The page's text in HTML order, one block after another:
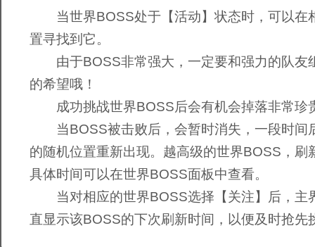
当世界BOSS处于【活动】状态时，可以在
置寻找到它。
由于BOSS非常强大，一定要和强力的队友
的希望哦！
成功挑战世界BOSS后会有机会掉落非常珍
当BOSS被击败后，会暂时消失，一段时间
的随机位置重新出现。越高级的世界BOSS，刷
具体时间可以在世界BOSS面板中查看。
当对相应的世界BOSS选择【关注】后，主
直显示该BOSS的下次刷新时间，以便及时抢先